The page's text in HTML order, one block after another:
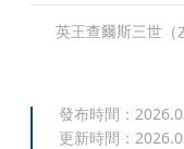
英王查爾斯三世（
發布時間：
更新時間：